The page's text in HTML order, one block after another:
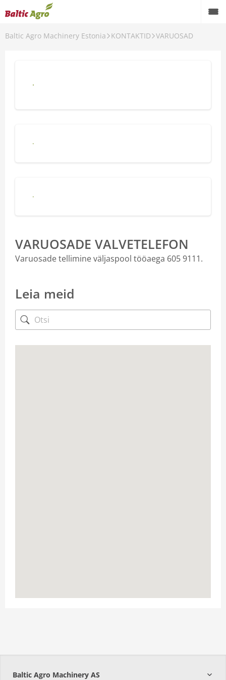
Baltic Agro Machinery Estonia KONTAKTID VARUOSAD
Ehitustehnika varuosade spetsialistid
Metsatehnika varuosade spetsialistid
VARUOSADE VALVETELEFON
Varuosade tellimine väljaspool tööaega 605 9111.
Leia meid
Baltic Agro Machinery AS